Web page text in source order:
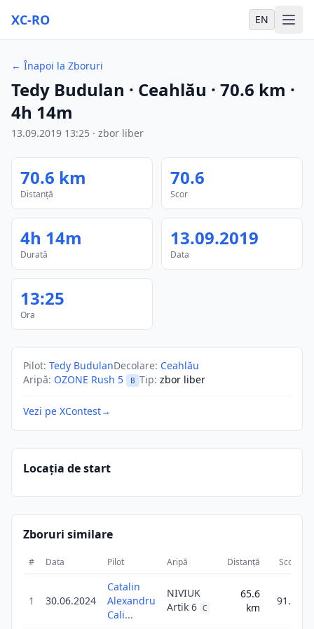
XC-RO EN
← Înapoi la Zboruri
Tedy Budulan · Ceahlău · 70.6 km ·
4h 14m
13.09.2019 13:25 · zbor liber
70.6 km
Distanță
70.6
Scor
4h 14m
Durată
13.09.2019
Data
13:25
Ora
Pilot: Tedy BudulanDecolare: Ceahlău
Aripă: OZONE Rush 5 B Tip: zbor liber
Vezi pe XContest→
Locația de start
Zboruri similare
# Data Pilot Aripă Distanță Scor
1 30.06.2024
Catalin
Alexandru
Cali...
NIVIUK
Artik 6 C
65.6
km
91.9